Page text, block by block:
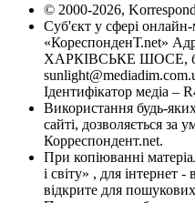
© 2000-2026,
Суб'єкт у сфері
«КореспонденТ.net»
ХАРКІВСЬКЕ ШОСЕ,
Ідентифікатор медіа –
Використання будь-
сайті, дозволяється за
Корреспондент.net.
При копіюванні
і світу» , для інтернет
відкрите для